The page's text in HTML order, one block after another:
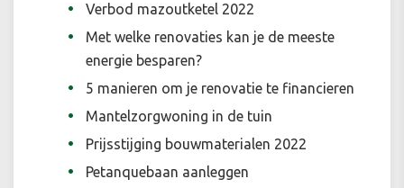
Verbod mazoutketel 2022
Met welke renovaties kan je de meeste
energie besparen?
5 manieren om je renovatie te financieren
Mantelzorgwoning in de tuin
Prijsstijging bouwmaterialen 2022
Petanquebaan aanleggen